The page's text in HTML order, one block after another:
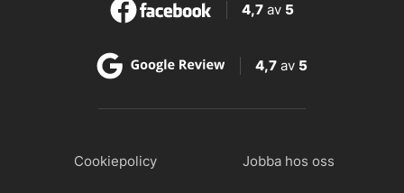
4,7 av 5
4,7 av 5
Cookiepolicy Jobba hos oss